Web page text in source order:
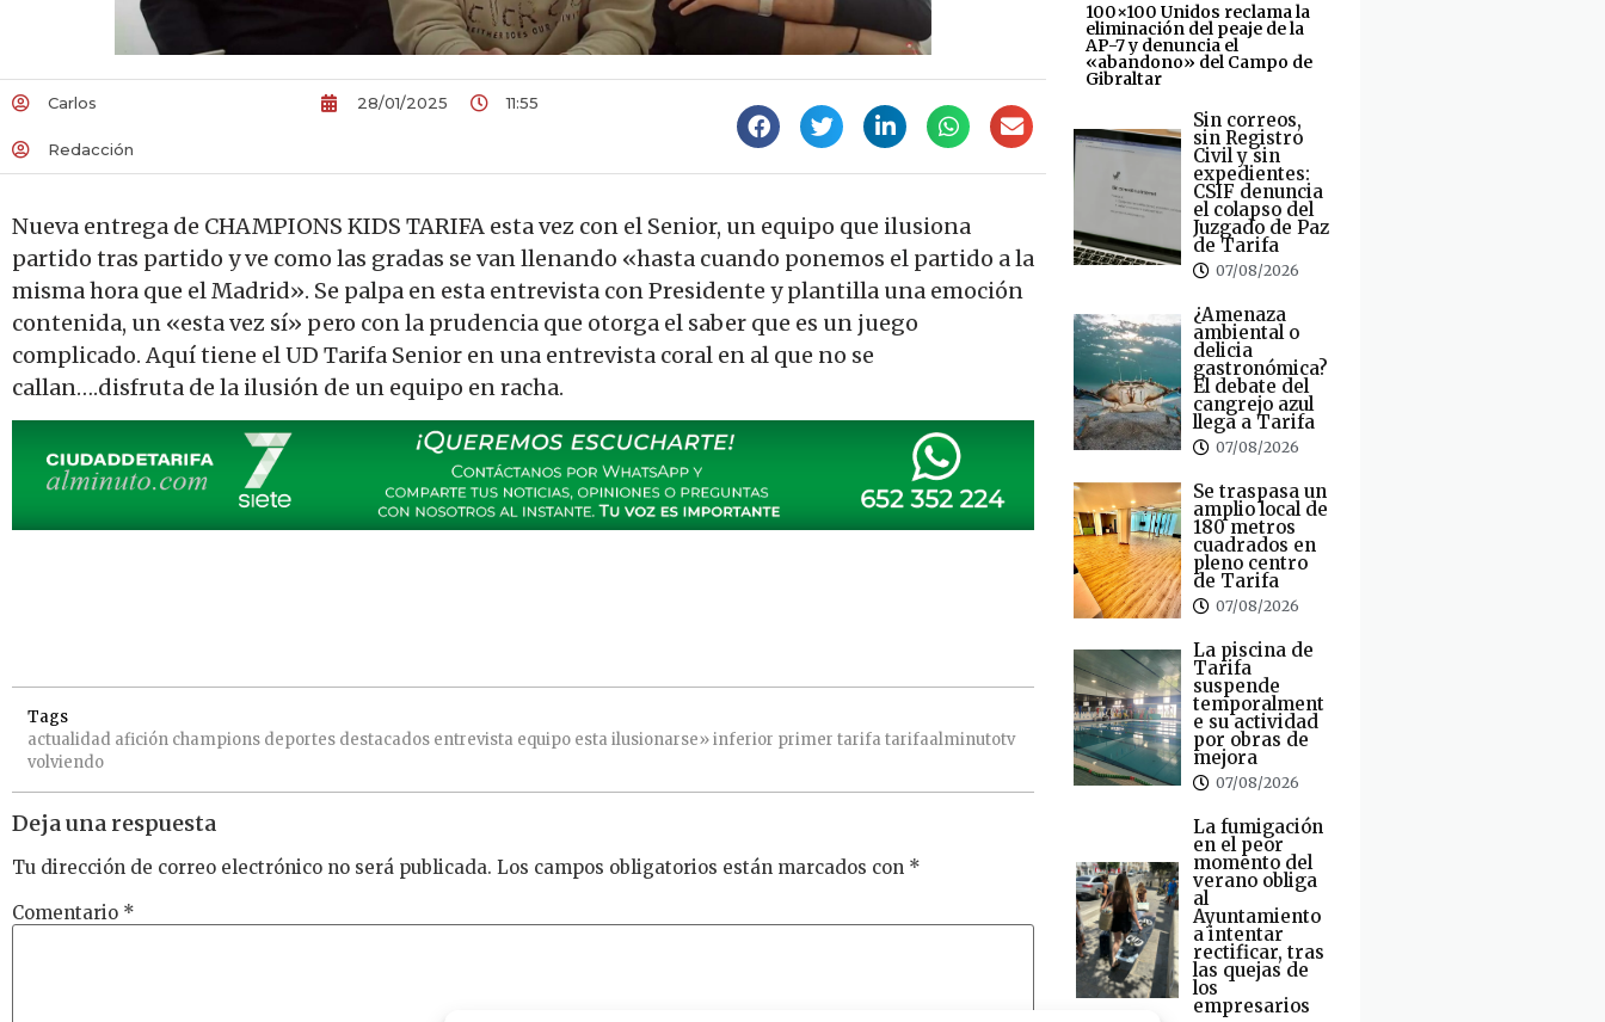
Carlos
Redacción
28/01/2025 11:55
Nueva entrega de CHAMPIONS KIDS TARIFA esta vez con el Senior, un equipo que ilusiona
partido tras partido y ve como las gradas se van llenando «hasta cuando ponemos el partido a la
misma hora que el Madrid». Se palpa en esta entrevista con Presidente y plantilla una emoción
contenida, un «esta vez sí» pero con la prudencia que otorga el saber que es un juego
complicado. Aquí tiene el UD Tarifa Senior en una entrevista coral en al que no se
callan….disfruta de la ilusión de un equipo en racha.
Tags
actualidad afición champions deportes destacados entrevista equipo esta ilusionarse»inferior primer tarifa tarifaalminutotv
volviendo
Deja una respuesta
Tu dirección de correo electrónico no será publicada. Los campos obligatorios están marcados con *
Comentario *
100×100 Unidos reclama la
eliminación del peaje de la
AP-7 y denuncia el
«abandono» del Campo de
Gibraltar
Sin correos,
sin Registro
Civil y sin
expedientes:
CSIF denuncia
el colapso del
Juzgado de Paz
de Tarifa
07/08/2026
¿Amenaza
ambiental o
delicia
gastronómica?
El debate del
cangrejo azul
llega a Tarifa
07/08/2026
Se traspasa un
amplio local de
180 metros
cuadrados en
pleno centro
de Tarifa
07/08/2026
La piscina de
Tarifa
suspende
temporalment
e su actividad
por obras de
mejora
07/08/2026
La fumigación
en el peor
momento del
verano obliga
al
Ayuntamiento
a intentar
rectificar, tras
las quejas de
los
empresarios